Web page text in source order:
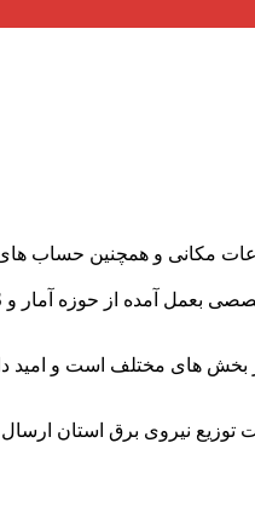
مکانی و همچنین حساب
بخش های مختلف است و امید